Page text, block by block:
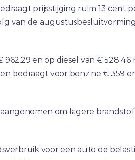
prijsstijging ruim 13 cent
van de
en op diesel van € 528,46
bedraagt voor benzine € 359
om lagere
voor een auto de